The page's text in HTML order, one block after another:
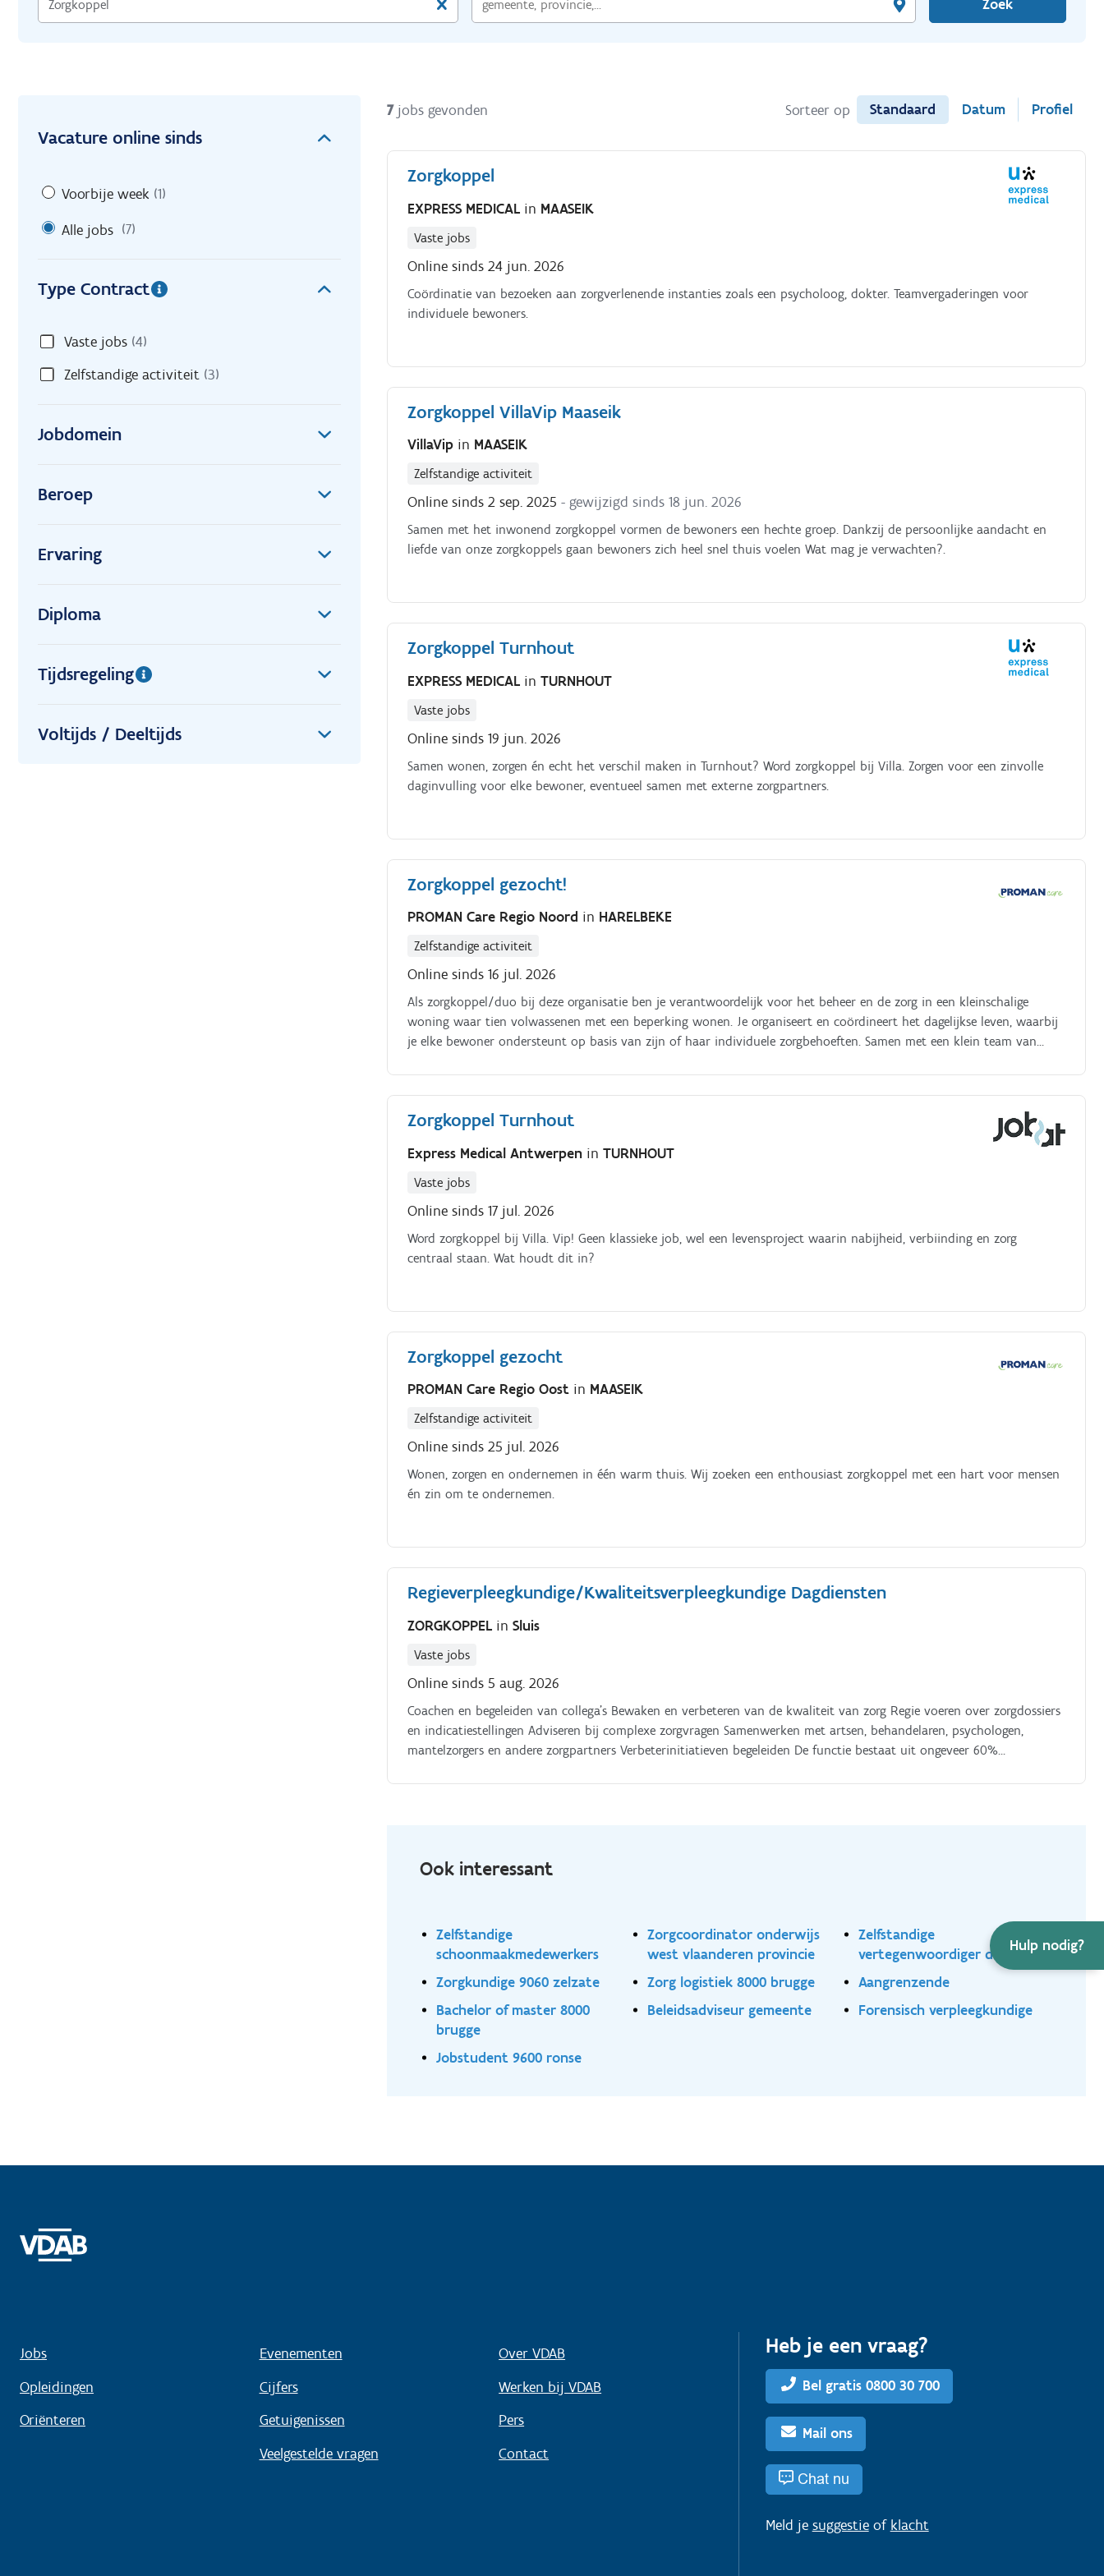
Hulp nodig?
Zoek
Vacature online sinds
Voorbije week (1)
Alle jobs (7)
Type Contract
Vaste jobs (4)
Zelfstandige activiteit (3)
Jobdomein
Beroep
Ervaring
Diploma
Tijdsregeling
Voltijds / Deeltijds
7 jobs gevonden Sorteer op Standaard Datum Profiel
Zorgkoppel
EXPRESS MEDICAL in MAASEIK
Vaste jobs
Online sinds 24 jun. 2026
Coördinatie van bezoeken aan zorgverlenende instanties zoals een psycholoog, dokter. Teamvergaderingen voor
individuele bewoners.
Zorgkoppel VillaVip Maaseik
VillaVip in MAASEIK
Zelfstandige activiteit
Online sinds 2 sep. 2025 - gewijzigd sinds 18 jun. 2026
Samen met het inwonend zorgkoppel vormen de bewoners een hechte groep. Dankzij de persoonlijke aandacht en
liefde van onze zorgkoppels gaan bewoners zich heel snel thuis voelen Wat mag je verwachten?.
Zorgkoppel Turnhout
EXPRESS MEDICAL inTURNHOUT
Vaste jobs
Online sinds 19 jun. 2026
Samen wonen, zorgen én echt het verschil maken in Turnhout? Word zorgkoppel bij Villa. Zorgen voor een zinvolle
daginvulling voor elke bewoner, eventueel samen met externe zorgpartners.
Zorgkoppel gezocht!
PROMAN Care Regio Noord in HARELBEKE
Zelfstandige activiteit
Online sinds 16 jul. 2026
Als zorgkoppel/duo bij deze organisatie ben je verantwoordelijk voor het beheer en de zorg in een kleinschalige
woning waar tien volwassenen met een beperking wonen. Je organiseert en coördineert het dagelijkse leven, waarbij
je elke bewoner ondersteunt op basis van zijn of haar individuele zorgbehoeften. Samen met een klein team van
Zorgkoppel Turnhout
Express Medical Antwerpen inTURNHOUT
Vaste jobs
Online sinds 17 jul. 2026
Word zorgkoppel bij Villa. Vip! Geen klassieke job, wel een levensproject waarin nabijheid, verbiinding en zorg
centraal staan. Wat houdt dit in?
Zorgkoppel gezocht
PROMAN Care Regio Oost in MAASEIK
Zelfstandige activiteit
Online sinds 25 jul. 2026
Wonen, zorgen en ondernemen in één warm thuis. Wij zoeken een enthousiast zorgkoppel met een hart voor mensen
én zin om te ondernemen.
Regieverpleegkundige/Kwaliteitsverpleegkundige Dagdiensten
ZORGKOPPEL inSluis
Vaste jobs
Online sinds 5 aug. 2026
Coachen en begeleiden van collega's Bewaken en verbeteren van de kwaliteit van zorg Regie voeren over zorgdossiers
en indicatiestellingen Adviseren bij complexe zorgvragen Samenwerken met artsen, behandelaren, psychologen,
mantelzorgers en andere zorgpartners Verbeterinitiatieven begeleiden De functie bestaat uit ongeveer 60%
mogelijkheden voor opleidingen, specialistische scholingen, trainingen op het gebied van kwaliteit, persoonlijke
Ook interessant
Zelfstandige
schoonmaakmedewerkers
Zorgcoordinator onderwijs
west vlaanderen provincie
Zelfstandige
vertegenwoordiger deeltijds
Zorgkundige 9060 zelzate
Zorg logistiek 8000 brugge
Aangrenzende
Bachelor of master 8000
brugge
Beleidsadviseur gemeente Forensisch verpleegkundige
Jobstudent 9600 ronse
Jobs
Opleidingen
Oriënteren
Evenementen
Cijfers
Getuigenissen
Veelgestelde vragen
Over VDAB
Werken bij VDAB
Pers
Contact
Heb je een vraag?
Bel gratis 0800 30 700
Mail ons
Chat nu
Meld je suggestieof klacht